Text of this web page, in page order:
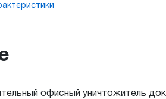
офисный уничтожитель